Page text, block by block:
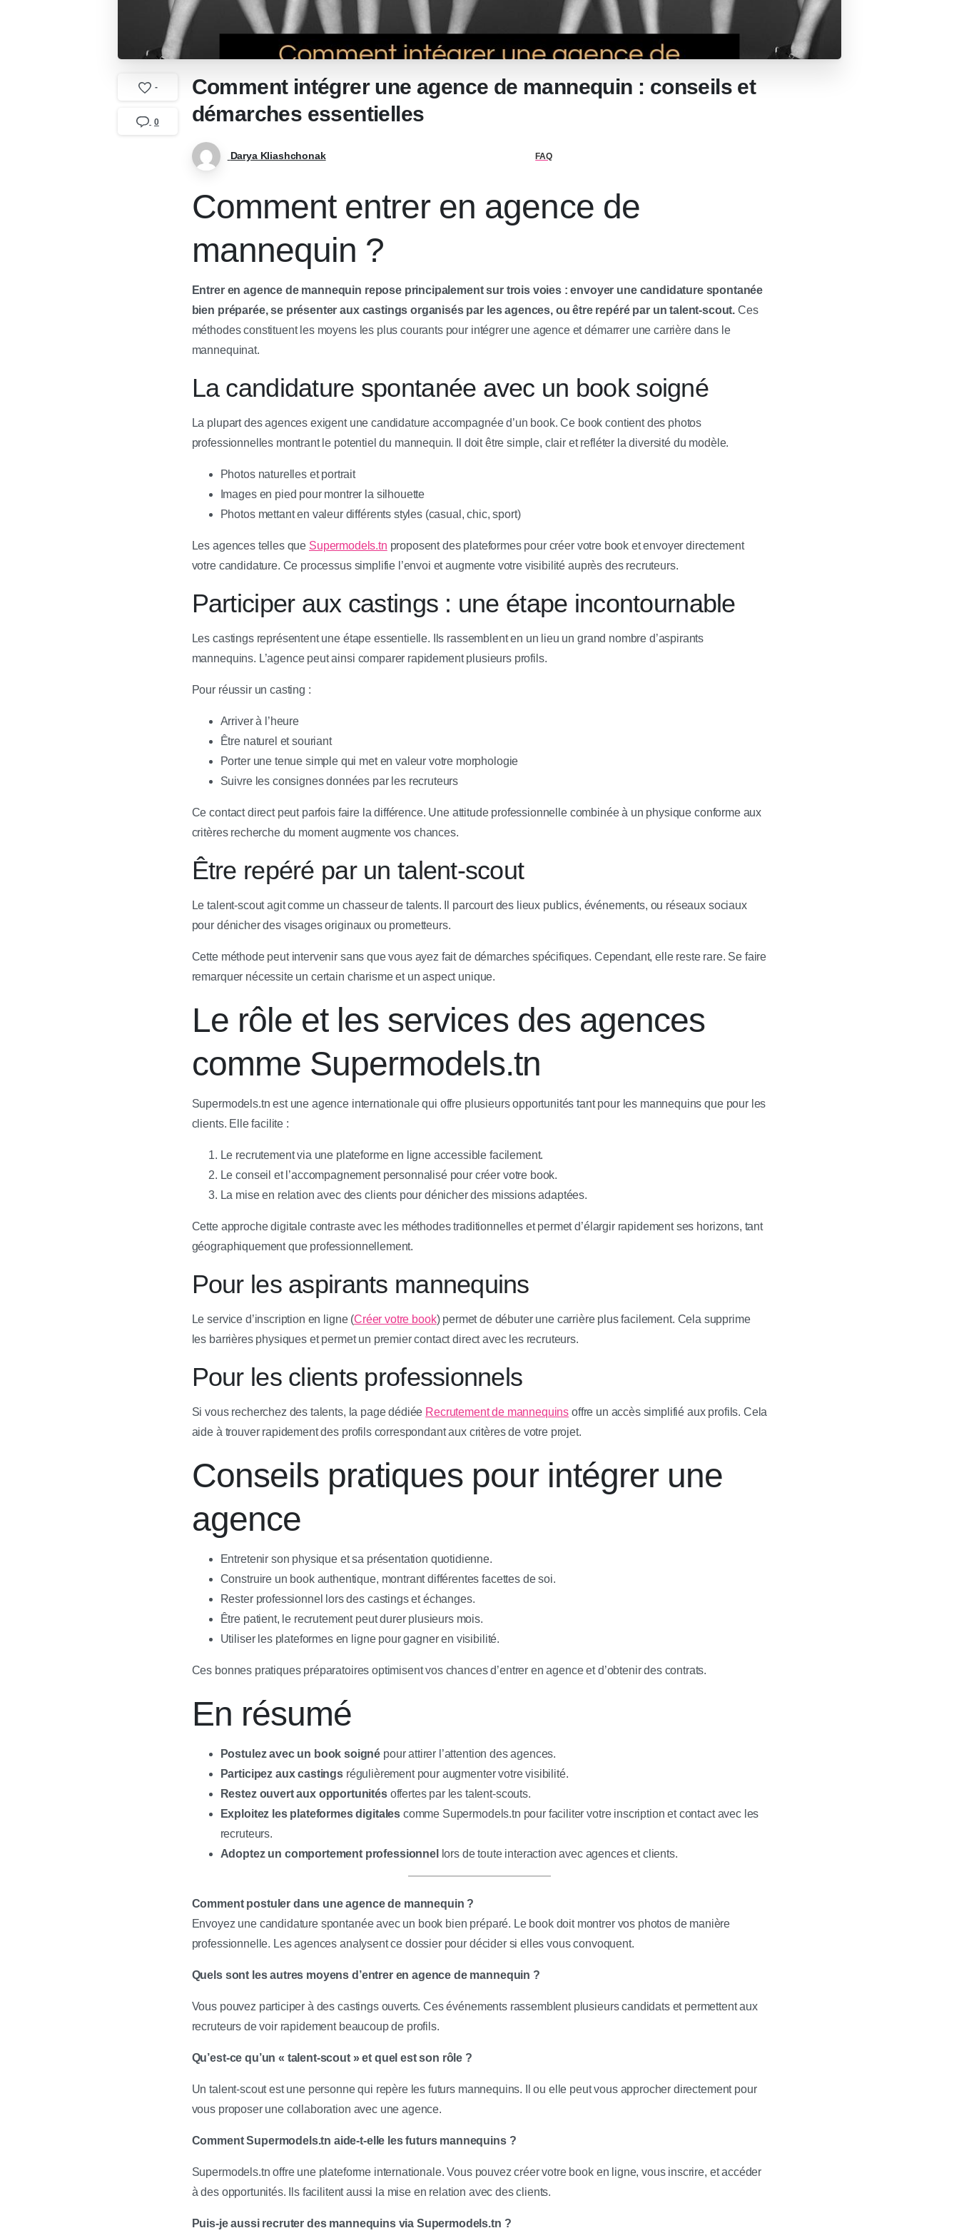
-
0
Comment intégrer une agence de mannequin : conseils et
démarches essentielles
Darya Kliashchonak FAQ
Comment entrer en agence de
mannequin ?
Entrer en agence de mannequin repose principalement sur trois voies : envoyer une candidature spontanée
bien préparée, se présenter aux castings organisés par les agences, ou être repéré par un talent-scout. Ces
méthodes constituent les moyens les plus courants pour intégrer une agence et démarrer une carrière dans le
mannequinat.
La candidature spontanée avec un book soigné
La plupart des agences exigent une candidature accompagnée d’un book. Ce book contient des photos
professionnelles montrant le potentiel du mannequin. Il doit être simple, clair et refléter la diversité du modèle.
Photos naturelles et portrait
Images en pied pour montrer la silhouette
Photos mettant en valeur différents styles (casual, chic, sport)
Les agences telles que Supermodels.tn proposent des plateformes pour créer votre book et envoyer directement
votre candidature. Ce processus simplifie l’envoi et augmente votre visibilité auprès des recruteurs.
Participer aux castings : une étape incontournable
Les castings représentent une étape essentielle. Ils rassemblent en un lieu un grand nombre d’aspirants
mannequins. L’agence peut ainsi comparer rapidement plusieurs profils.
Pour réussir un casting :
Arriver à l’heure
Être naturel et souriant
Porter une tenue simple qui met en valeur votre morphologie
Suivre les consignes données par les recruteurs
Ce contact direct peut parfois faire la différence. Une attitude professionnelle combinée à un physique conforme aux
critères recherche du moment augmente vos chances.
Être repéré par un talent-scout
Le talent-scout agit comme un chasseur de talents. Il parcourt des lieux publics, événements, ou réseaux sociaux
pour dénicher des visages originaux ou prometteurs.
Cette méthode peut intervenir sans que vous ayez fait de démarches spécifiques. Cependant, elle reste rare. Se faire
remarquer nécessite un certain charisme et un aspect unique.
Le rôle et les services des agences
comme Supermodels.tn
Supermodels.tn est une agence internationale qui offre plusieurs opportunités tant pour les mannequins que pour les
clients. Elle facilite :
Le recrutement via une plateforme en ligne accessible facilement.
Le conseil et l’accompagnement personnalisé pour créer votre book.
La mise en relation avec des clients pour dénicher des missions adaptées.
Cette approche digitale contraste avec les méthodes traditionnelles et permet d’élargir rapidement ses horizons, tant
géographiquement que professionnellement.
Pour les aspirants mannequins
Le service d’inscription en ligne (Créer votre book) permet de débuter une carrière plus facilement. Cela supprime
les barrières physiques et permet un premier contact direct avec les recruteurs.
Pour les clients professionnels
Si vous recherchez des talents, la page dédiée Recrutement de mannequins offre un accès simplifié aux profils. Cela
aide à trouver rapidement des profils correspondant aux critères de votre projet.
Conseils pratiques pour intégrer une
agence
Entretenir son physique et sa présentation quotidienne.
Construire un book authentique, montrant différentes facettes de soi.
Rester professionnel lors des castings et échanges.
Être patient, le recrutement peut durer plusieurs mois.
Utiliser les plateformes en ligne pour gagner en visibilité.
Ces bonnes pratiques préparatoires optimisent vos chances d’entrer en agence et d’obtenir des contrats.
En résumé
Postulez avec un book soigné pour attirer l’attention des agences.
Participez aux castingsrégulièrement pour augmenter votre visibilité.
Restez ouvert aux opportunitésoffertes par les talent-scouts.
Exploitez les plateformes digitales comme Supermodels.tn pour faciliter votre inscription et contact avec les
recruteurs.
Adoptez un comportement professionnel
lors de toute interaction avec agences et clients.
Comment postuler dans une agence de mannequin ?
Envoyez une candidature spontanée avec un book bien préparé. Le book doit montrer vos photos de manière
professionnelle. Les agences analysent ce dossier pour décider si elles vous convoquent.
Quels sont les autres moyens d’entrer en agence de mannequin ?
Vous pouvez participer à des castings ouverts. Ces événements rassemblent plusieurs candidats et permettent aux
recruteurs de voir rapidement beaucoup de profils.
Qu’est-ce qu’un « talent-scout » et quel est son rôle ?
Un talent-scout est une personne qui repère les futurs mannequins. Il ou elle peut vous approcher directement pour
vous proposer une collaboration avec une agence.
Comment Supermodels.tn aide-t-elle les futurs mannequins ?
Supermodels.tn offre une plateforme internationale. Vous pouvez créer votre book en ligne, vous inscrire, et accéder
à des opportunités. Ils facilitent aussi la mise en relation avec des clients.
Puis-je aussi recruter des mannequins via Supermodels.tn ?